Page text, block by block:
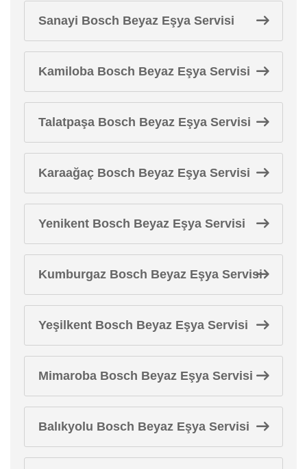
Sanayi Bosch Beyaz Eşya Servisi
Kamiloba Bosch Beyaz Eşya Servisi
Talatpaşa Bosch Beyaz Eşya Servisi
Karaağaç Bosch Beyaz Eşya Servisi
Yenikent Bosch Beyaz Eşya Servisi
Kumburgaz Bosch Beyaz Eşya Servisi
Yeşilkent Bosch Beyaz Eşya Servisi
Mimaroba Bosch Beyaz Eşya Servisi
Balıkyolu Bosch Beyaz Eşya Servisi